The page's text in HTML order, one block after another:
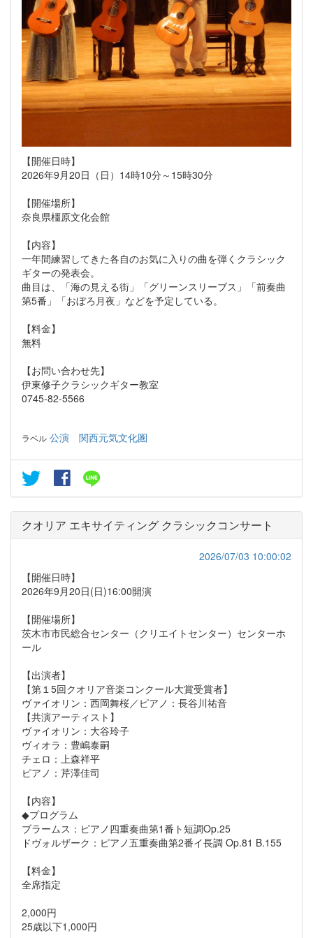
【開催日時】
2026年9月20日（日）14時10分～15時30分
【開催場所】
奈良県橿原文化会館
【内容】
一年間練習してきた各自のお気に入りの曲を弾くクラシック
ギターの発表会。
曲目は、「海の見える街」「グリーンスリーブス」「前奏曲
第5番」「おぼろ月夜」などを予定している。
【料金】
無料
【お問い合わせ先】
伊東修子クラシックギター教室
0745-82-5566
ラベル 公演 関西元気文化圏
クオリア エキサイティング クラシックコンサート
2026/07/03 10:00:02
【開催日時】
2026年9月20日(日)16:00開演
【開催場所】
茨木市市民総合センター（クリエイトセンター）センターホ
ール
【出演者】
【第１5回クオリア音楽コンクール大賞受賞者】
ヴァイオリン：西岡舞桜／ピアノ：長谷川祐音
【共演アーティスト】
ヴァイオリン：大谷玲子
ヴィオラ：豊嶋泰嗣
チェロ：上森祥平
ピアノ：芹澤佳司
【内容】
◆プログラム
ブラームス：ピアノ四重奏曲第1番ト短調Op.25
ドヴォルザーク：ピアノ五重奏曲第2番イ長調 Op.81 B.155
【料金】
全席指定
2,000円
25歳以下1,000円